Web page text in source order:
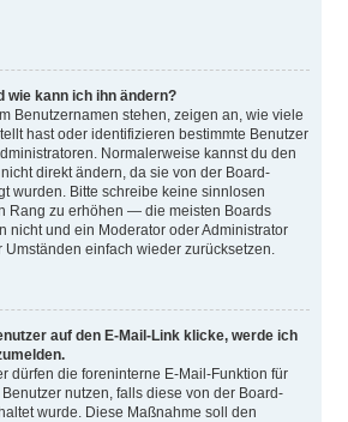
wie kann ich ihn ändern?
Benutzernamen stehen, zeigen an, wie viele
hast oder identifizieren bestimmte Benutzer
Normalerweise kannst du den
direkt ändern, da sie von der Board-
wurden. Bitte schreibe keine sinnlosen
Rang zu erhöhen — die meisten Boards
nicht und ein Moderator oder Administrator
einfach wieder zurücksetzen.
auf den E-Mail-Link klicke, werde ich
dürfen die foreninterne E-Mail-Funktion für
nutzen, falls diese von der Board-
wurde. Diese Maßnahme soll den